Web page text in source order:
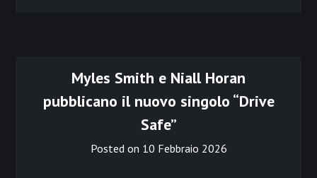
Myles Smith e Niall Horan
pubblicano il nuovo singolo “Drive
Safe”
Posted on 10 Febbraio 2026